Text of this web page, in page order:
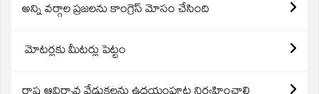
అన్ని వర్గాల ప్రజలను కాంగ్రెస్ మోసం చేసింది
మోటర్లకు మీటర్లు పెట్టం